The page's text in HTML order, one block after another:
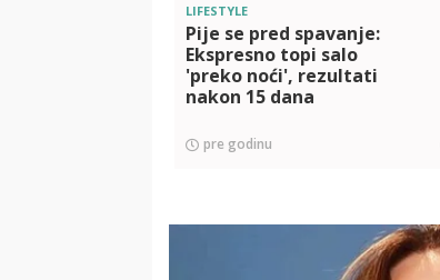
LIFESTYLE
Pije se pred spavanje:
Ekspresno topi salo
'preko noći', rezultati
nakon 15 dana
pre godinu